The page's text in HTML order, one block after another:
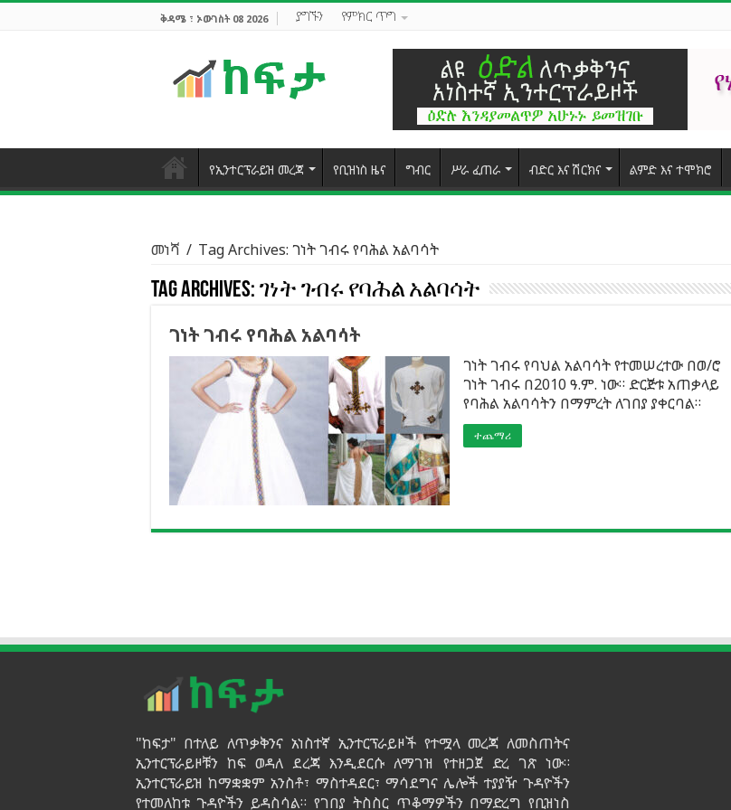
ቅዳሜ ፣ ኦውገስት 08 2026 ያግኙን የምክር ጥግ
የኢንተርፕራይዝ መረጃ የቢዝነስ ዜና ግብር ሥራ ፈጠራ ብድር እና ሽርክና ልምድ እና ተሞክሮ
መነሻ / Tag Archives: ገነት ገብሩ የባሕል አልባሳት
Tag Archives: ገነት ገብሩ የባሕል አልባሳት
ገነት ገብሩ የባሕል አልባሳት
ገነት ገብሩ የባህል አልባሳት የተመሠረተው በወ/ሮ
ገነት ገብሩ በ2010 ዓ.ም. ነው። ድርጅቱ አጠቃላይ
የባሕል አልባሳትን በማምረት ለገበያ ያቀርባል።
ተጨማሪ
"ከፍታ" በተለይ ለጥቃቅንና አነስተኛ ኢንተርፕራይዞች የተሟላ መረጃ ለመስጠትና
ኢንተርፕራይዞቹን ከፍ ወዳለ ደረጃ እንዲደርሱ ለማገዝ የተዘጋጀ ድረ ገጽ ነው።
ኢንተርፕራይዝ ከማቋቋም አንስቶ፣ ማስተዳደር፣ ማሳደግና ሌሎች ተያያዥ ጉዳዮችን
የተመለከቱ ጉዳዮችን ይዳስሳል። የገበያ ትስስር ጥቆማዎችን በማድረግ የቢዝነስ